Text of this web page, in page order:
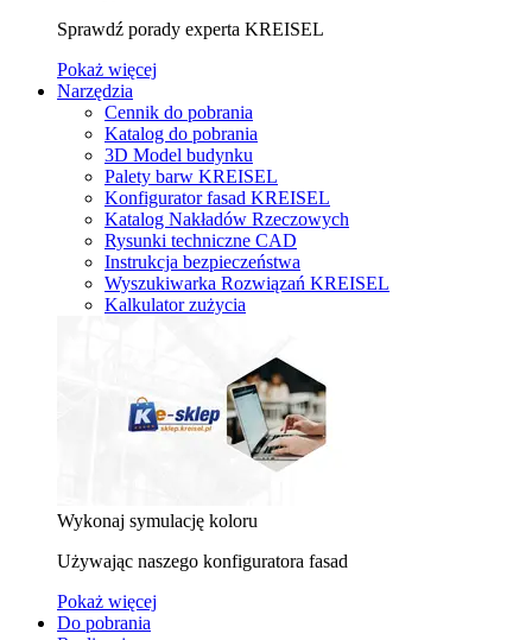
Sprawdź porady experta KREISEL
Pokaż więcej
Narzędzia
Cennik do pobrania
Katalog do pobrania
3D Model budynku
Palety barw KREISEL
Konfigurator fasad KREISEL
Katalog Nakładów Rzeczowych
Rysunki techniczne CAD
Instrukcja bezpieczeństwa
Wyszukiwarka Rozwiązań KREISEL
Kalkulator zużycia
Wykonaj symulację koloru
Używając naszego konfiguratora fasad
Pokaż więcej
Do pobrania